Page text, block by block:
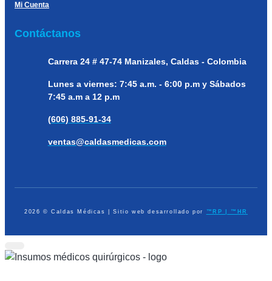
Mi Cuenta
Contáctanos
Carrera 24 # 47-74 Manizales, Caldas - Colombia
Lunes a viernes: 7:45 a.m. - 6:00 p.m y Sábados
7:45 a.m a 12 p.m
(606) 885-91-34
ventas@caldasmedicas.com
2026 © Caldas Médicas | Sitio web desarrollado por ™RP | ™HR